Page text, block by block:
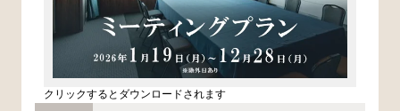
クリックするとダウンロードされます